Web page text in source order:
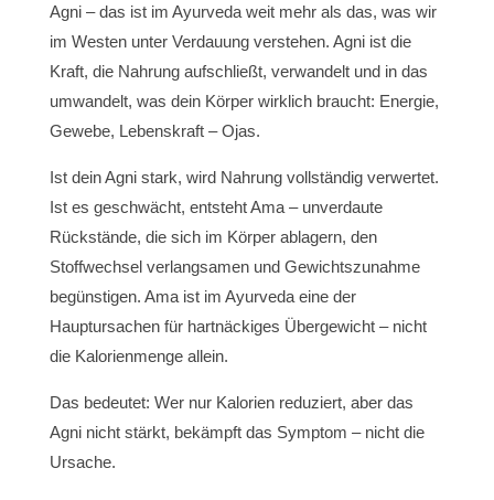
Agni – das ist im Ayurveda weit mehr als das, was wir
im Westen unter Verdauung verstehen. Agni ist die
Kraft, die Nahrung aufschließt, verwandelt und in das
umwandelt, was dein Körper wirklich braucht: Energie,
Gewebe, Lebenskraft – Ojas.
Ist dein Agni stark, wird Nahrung vollständig verwertet.
Ist es geschwächt, entsteht Ama – unverdaute
Rückstände, die sich im Körper ablagern, den
Stoffwechsel verlangsamen und Gewichtszunahme
begünstigen. Ama ist im Ayurveda eine der
Hauptursachen für hartnäckiges Übergewicht – nicht
die Kalorienmenge allein.
Das bedeutet: Wer nur Kalorien reduziert, aber das
Agni nicht stärkt, bekämpft das Symptom – nicht die
Ursache.